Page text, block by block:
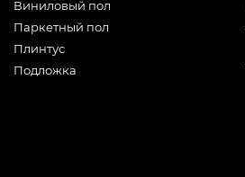
Виниловый пол
Паркетный пол
Плинтус
Подложка